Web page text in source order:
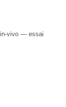
in-vivo — essai